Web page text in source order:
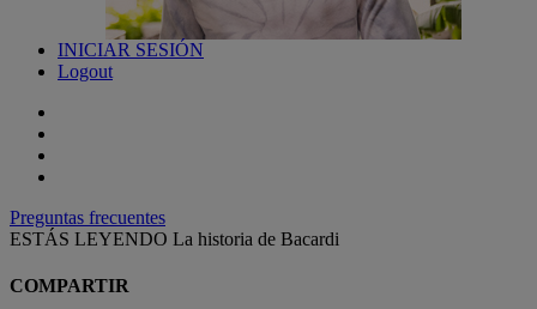
INICIAR SESIÓN
Logout
Preguntas frecuentes
ESTÁS LEYENDO La historia de Bacardi
COMPARTIR